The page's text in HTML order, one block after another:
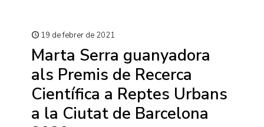
19 de febrer de 2021
Marta Serra guanyadora
als Premis de Recerca
Científica a Reptes Urbans
a la Ciutat de Barcelona